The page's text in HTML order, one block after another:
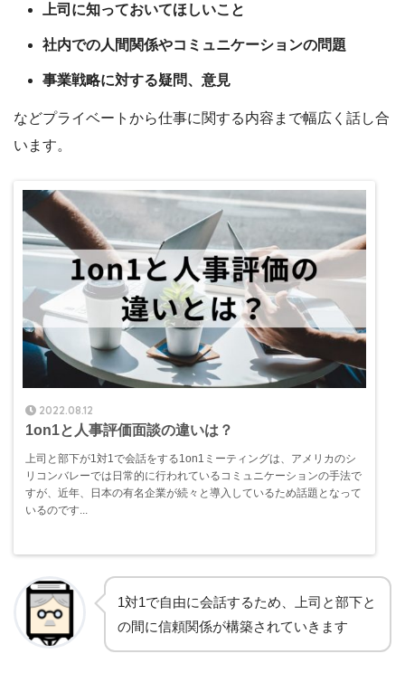
上司に知っておいてほしいこと
社内での人間関係やコミュニケーションの問題
事業戦略に対する疑問、意見
などプライベートから仕事に関する内容まで幅広く話し合
います。
2022.08.12
1on1と人事評価面談の違いは？
上司と部下が1対1で会話をする1on1ミーティングは、アメリカのシ
リコンバレーでは日常的に行われているコミュニケーションの手法で
すが、近年、日本の有名企業が続々と導入しているため話題となって
いるのです...
1対1で自由に会話するため、上司と部下と
の間に信頼関係が構築されていきます